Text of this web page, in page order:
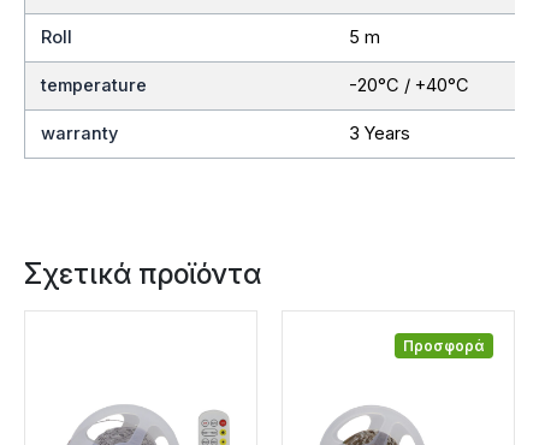
Roll 5 m
temperature -20°C / +40°C
warranty 3 Years
Σχετικά προϊόντα
Προσφορά